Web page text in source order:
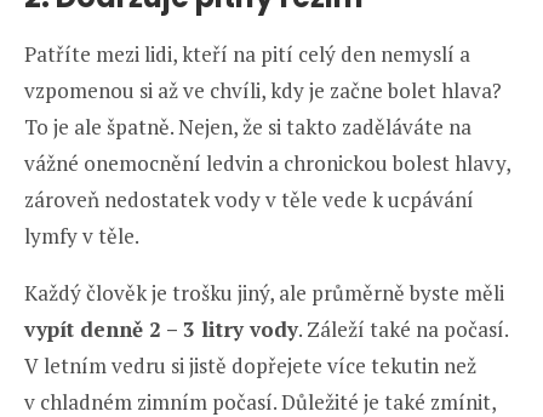
Patříte mezi lidi, kteří na pití celý den nemyslí a
vzpomenou si až ve chvíli, kdy je začne bolet hlava?
To je ale špatně. Nejen, že si takto zaděláváte na
vážné onemocnění ledvin a chronickou bolest hlavy,
zároveň nedostatek vody v těle vede k ucpávání
lymfy v těle.
Každý člověk je trošku jiný, ale průměrně byste měli
vypít denně 2 –⁠ 3 litry vody. Záleží také na počasí.
V letním vedru si jistě dopřejete více tekutin než
v chladném zimním počasí. Důležité je také zmínit,